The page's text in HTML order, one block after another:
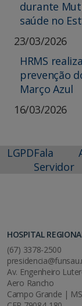
durante
saúde no
23/03/2026
HRMS
prevenção
Março Azul
16/03/2026
LGPDFala
Servidor
HOSPITAL
(67) 3378-2500
Av. Engenheiro
Aero Rancho
Campo Grande | MS